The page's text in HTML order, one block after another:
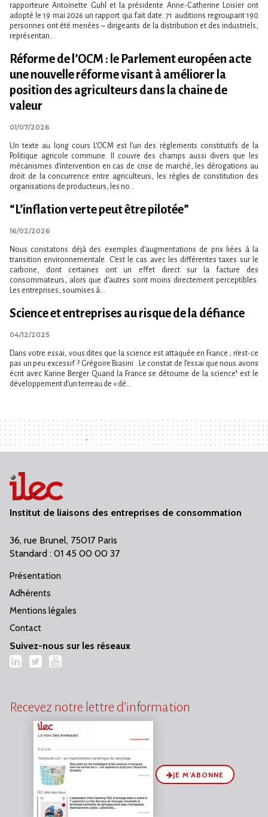
rapporteure Antoinette Guhl et la présidente Anne-Catherine Loisier ont
adopté le 19 mai 2026 un rapport qui fait date. 71 auditions regroupant 190
personnes ont été menées – dirigeants de la distribution et des industriels,
représentan...
Réforme de l​‌’OCM : le Parlement européen acte
une nouvelle réforme visant à améliorer la
position des agriculteurs dans la chaine de
valeur
01/07/2026
Un texte au long cours L​‌’OCM est l​‌’un des règlements constitutifs de la
Politique agricole commune. Il couvre des champs aussi divers que les
mécanismes d​‌’intervention en cas de crise de marché, les dérogations au
droit de la concurrence entre agriculteurs, les règles de constitution des
organisations de producteurs, les no...
“L’inflation verte peut être pilotée”
16/02/2026
Nous constatons déjà des exemples d’augmentations de prix liées à la
transition environnementale. C’est le cas avec les différentes taxes sur le
carbone, dont certaines ont un effet direct sur la facture des
consommateurs, alors que d’autres sont moins directement perceptibles.
Les entreprises, soumises à...
Science et entreprises au risque de la défiance
04/12/2025
Dans votre essai, vous dites que la science est attaquée en France ; n’est-ce
pas un peu excessif ? Grégoire Biasini : Le constat de l’essai que nous avons
écrit avec Karine Berger Quand la France se détourne de la science¹ est le
développement d’un terreau de « dé...
Institut de liaisons des entreprises de consommation
36, rue Brunel, 75017 Paris
Standard : 01 45 00 00 37
Présentation
Adhérents
Mentions légales
Contact
Suivez-nous sur les réseaux
LinkedIn
TwitterYouTube
Recevez notre lettre d’information
JE M’ABONNE